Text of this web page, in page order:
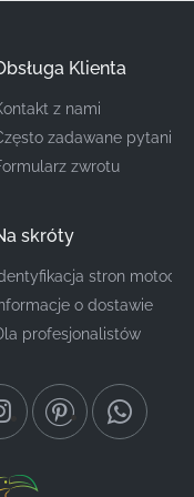
winylowa
że Twój
klasy estetykę i
Klienta
z nami
zadawane pytania
zwrotu
skróty
stron
o dostawie
profesjonalistów